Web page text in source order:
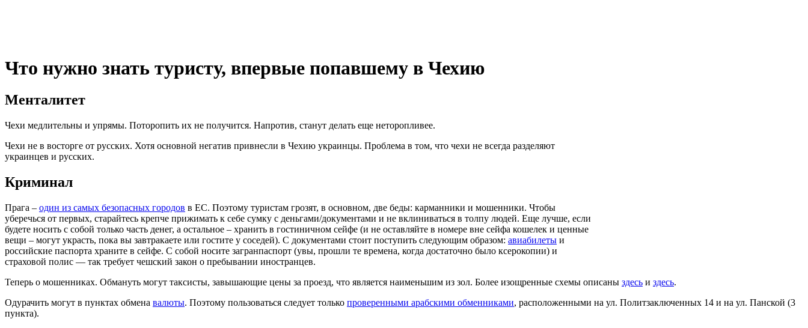
Что нужно знать туристу, впервые попавшему в Чехию
Менталитет
Чехи медлительны и упрямы. Поторопить их не получится. Напротив, станут делать еще неторопливее.
Чехи не в восторге от русских. Хотя основной негатив привнесли в Чехию украинцы. Проблема в том, что чехи не всегда разделяют
украинцев и русских.
Криминал
Прага – один из самых безопасных городов в ЕС. Поэтому туристам грозят, в основном, две беды: карманники и мошенники. Чтобы
уберечься от первых, старайтесь крепче прижимать к себе сумку с деньгами/документами и не вклиниваться в толпу людей. Еще лучше, если
будете носить с собой только часть денег, а остальное – хранить в гостиничном сейфе (и не оставляйте в номере вне сейфа кошелек и ценные
вещи – могут украсть, пока вы завтракаете или гостите у соседей). С документами стоит поступить следующим образом: авиабилеты и
российские паспорта храните в сейфе. С собой носите загранпаспорт (увы, прошли те времена, когда достаточно было ксерокопии) и
страховой полис — так требует чешский закон о пребывании иностранцев.
Теперь о мошенниках. Обмануть могут таксисты, завышающие цены за проезд, что является наименьшим из зол. Более изощренные схемы описаны здесь и здесь.
Одурачить могут в пунктах обмена валюты. Поэтому пользоваться следует только проверенными арабскими обменниками, расположенными на ул. Политзаключенных 14 и на ул. Панской (3
пункта).